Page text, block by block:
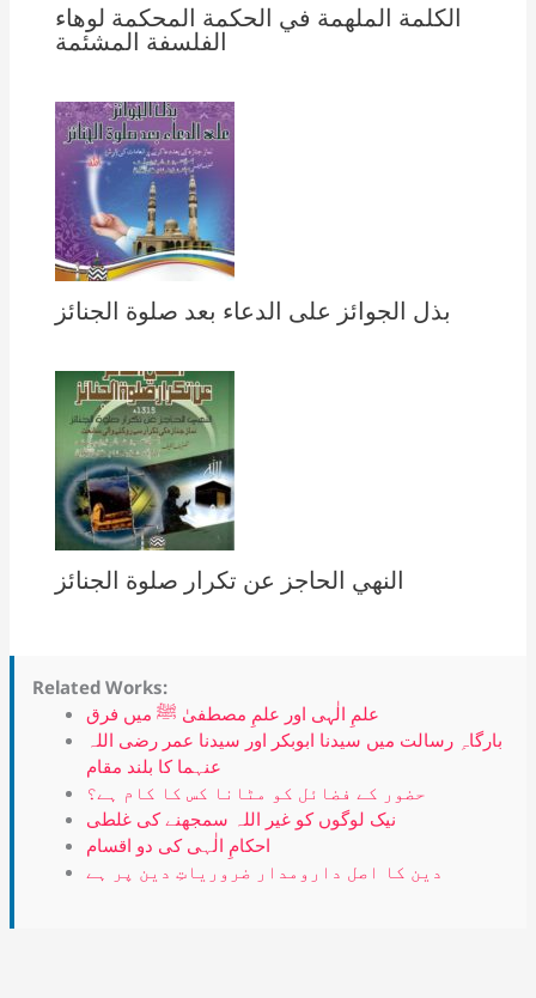
الكلمة الملهمة في الحكمة المحكمة لوهاء
الفلسفة المشئمة
بذل الجوائز على الدعاء بعد صلوة الجنائز
النهي الحاجز عن تكرار صلوة الجنائز
Related Works:
علمِ الٰہی اور علمِ مصطفیٰ ﷺ میں فرق
بارگاہِ رسالت میں سیدنا ابوبکر اور سیدنا عمر رضی اللہ
عنہما کا بلند مقام
حضور کے فضائل کو مٹانا کس کا کام ہے؟
نیک لوگوں کو غیر اللہ سمجھنے کی غلطی
احکامِ الٰہی کی دو اقسام
دین کا اصل دارومدار ضروریاتِ دین پر ہے